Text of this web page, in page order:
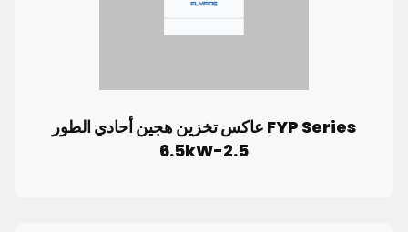
FYP Series عاكس تخزين هجين أحادي الطور
2.5-6.5kW